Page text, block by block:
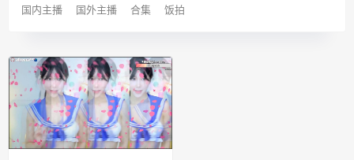
国内主播 国外主播 合集 饭拍